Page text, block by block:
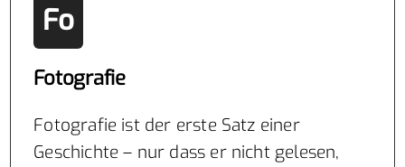
Fo
Fotografie
Fotografie ist der erste Satz einer
Geschichte – nur dass er nicht gelesen,